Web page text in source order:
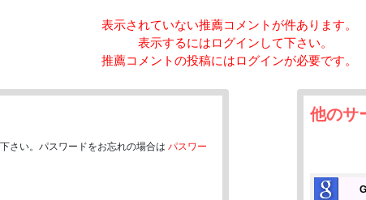
表示されていない推薦コメントが件あります。
表示するにはログインして下さい。
推薦コメントの投稿にはログインが必要です。
さい。パスワードをお忘れの場合は パスワー
他のサ